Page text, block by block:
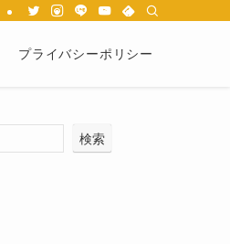
プライバシーポリシー
検索